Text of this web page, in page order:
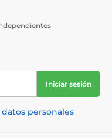
Iniciar sesión
datos personales